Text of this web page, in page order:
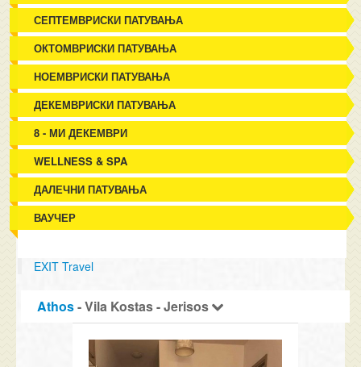
СЕПТЕМВРИСКИ ПАТУВАЊА
ОКТОМВРИСКИ ПАТУВАЊА
НОЕМВРИСКИ ПАТУВАЊА
ДЕКЕМВРИСКИ ПАТУВАЊА
8 - МИ ДЕКЕМВРИ
WELLNESS & SPA
ДАЛЕЧНИ ПАТУВАЊА
ВАУЧЕР
EXIT Travel
Athos- Vila Kostas - Jerisos